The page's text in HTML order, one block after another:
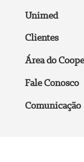
Unimed
Clientes
Área do
Fale Conosco
Comunicação